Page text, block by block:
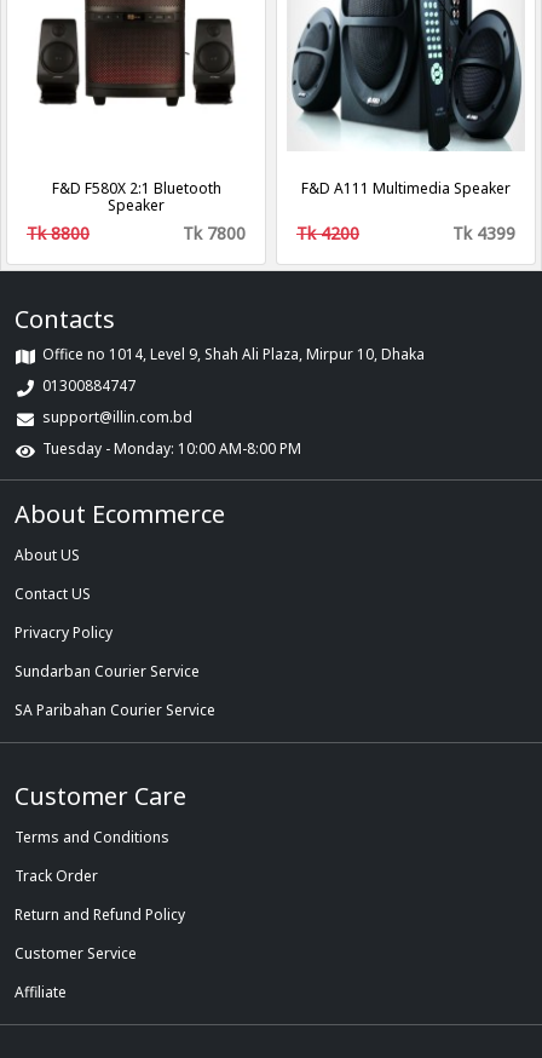
F&D F580X 2:1 Bluetooth
Speaker
Tk 8800 Tk 7800
F&D A111 Multimedia Speaker
Tk 4200 Tk 4399
Contacts
Office no 1014, Level 9, Shah Ali Plaza, Mirpur 10, Dhaka
01300884747
support@illin.com.bd
Tuesday - Monday: 10:00 AM-8:00 PM
About Ecommerce
About US
Contact US
Privacry Policy
Sundarban Courier Service
SA Paribahan Courier Service
Customer Care
Terms and Conditions
Track Order
Return and Refund Policy
Customer Service
Affiliate